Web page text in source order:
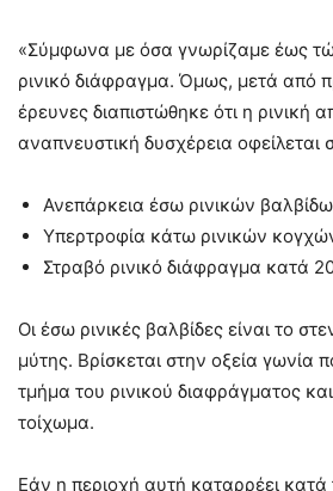
«Σύμφωνα με όσα γνωρίζαμε έως
ρινικό διάφραγμα. Όμως, μετά από
έρευνες διαπιστώθηκε ότι η ρινική
αναπνευστική δυσχέρεια οφείλεται
Ανεπάρκεια έσω ρινικών
Υπερτροφία κάτω ρινικών
Στραβό ρινικό διάφραγμα κατά
Οι έσω ρινικές βαλβίδες είναι το
μύτης. Βρίσκεται στην οξεία γωνία
τμήμα του ρινικού διαφράγματος
τοίχωμα.
Εάν η περιοχή αυτή καταρρέει κατά